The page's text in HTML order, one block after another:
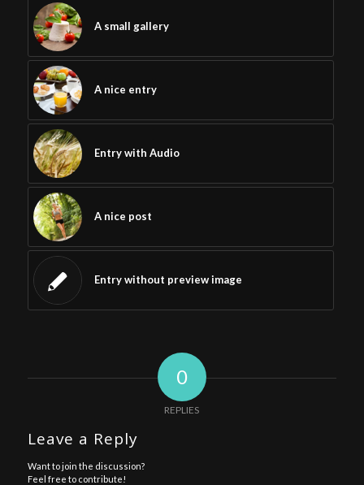
A small gallery
A nice entry
Entry with Audio
A nice post
Entry without preview image
0
REPLIES
Leave a Reply
Want to join the discussion?
Feel free to contribute!